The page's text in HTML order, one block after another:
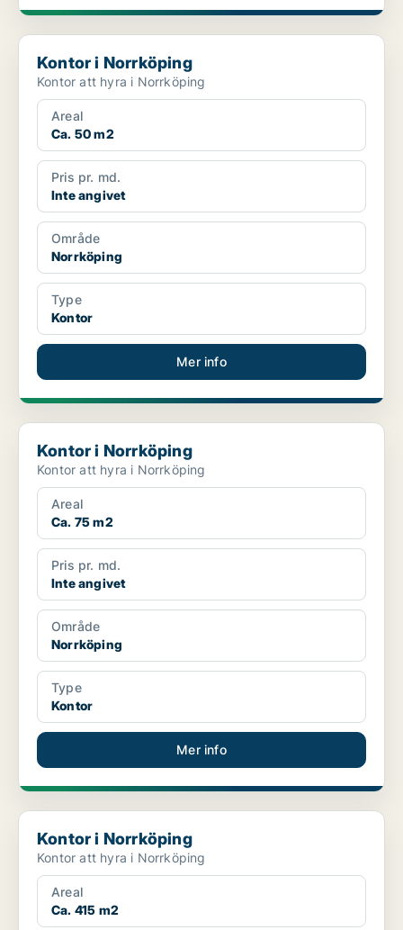
Kontor i Norrköping
Kontor i Norrköping
Kontor att hyra i Norrköping
Areal
Ca. 50 m2
Pris pr. md.
Inte angivet
Område
Norrköping
Type
Kontor
Mer info
Kontor i Norrköping
Kontor i Norrköping
Kontor att hyra i Norrköping
Areal
Ca. 75 m2
Pris pr. md.
Inte angivet
Område
Norrköping
Type
Kontor
Mer info
Kontor i Norrköping
Kontor i Norrköping
Kontor att hyra i Norrköping
Areal
Ca. 415 m2